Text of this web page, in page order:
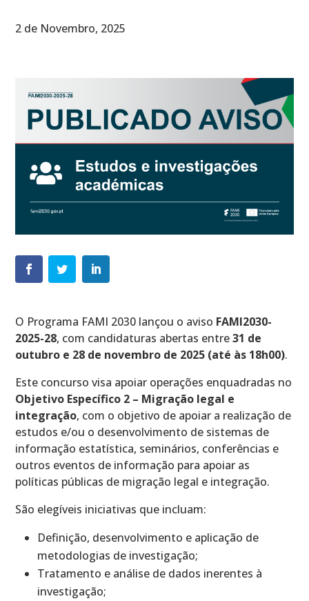
2 de Novembro, 2025
O Programa FAMI 2030 lançou o aviso FAMI2030-
2025-28, com candidaturas abertas entre31 de
outubro e 28 de novembro de 2025 (até às 18h00).
Este concurso visa apoiar operações enquadradas no
Objetivo Específico 2 – Migração legal e
integração, com o objetivo de apoiar a realização de
estudos e/ou o desenvolvimento de sistemas de
informação estatística, seminários, conferências e
outros eventos de informação para apoiar as
políticas públicas de migração legal e integração.
São elegíveis iniciativas que incluam:
Definição, desenvolvimento e aplicação de
metodologias de investigação;
Tratamento e análise de dados inerentes à
investigação;